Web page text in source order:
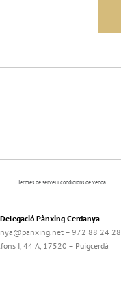
Termes de servei i condicions de venda
Delegació Pànxing Cerdanya
– 972 88 24 28
I, 44 A, 17520 – Puigcerdà